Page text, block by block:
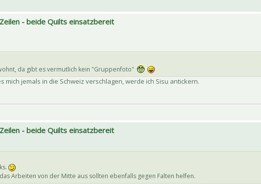
- beide Quilts einsatzbereit
da gibt es vermutlich kein "Gruppenfoto"
mich jemals in die Schweiz verschlagen, werde ich Sisu antickern.
- beide Quilts einsatzbereit
Arbeiten von der Mitte aus sollten ebenfalls gegen Falten helfen.